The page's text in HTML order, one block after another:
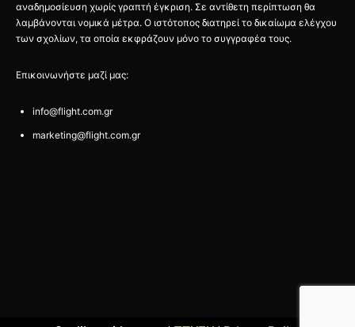
αναδημοσίευση χωρίς γραπτή έγκριση. Σε αντίθετη περίπτωση θα
λαμβάνονται νομικά μέτρα. Ο ιστότοπος διατηρεί το δικαίωμα ελέγχου
των σχολίων, τα οποία εκφράζουν μόνο το συγγραφέα τους.
Επικοινωνήστε μαζί μας:
info@flight.com.gr
marketing@flight.com.gr